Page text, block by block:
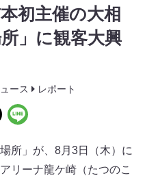
初主催の大相
」に観客大興
ース レポート
所」が、8月3日（木）に
リーナ龍ケ崎（たつのこ